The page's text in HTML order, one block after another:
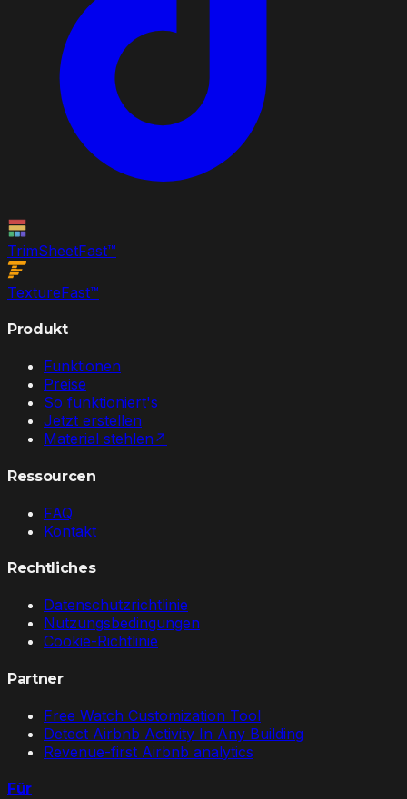
TrimSheetFast™
TextureFast™
Produkt
Funktionen
Preise
So funktioniert's
Jetzt erstellen
Material stehlen ↗
Ressourcen
FAQ
Kontakt
Rechtliches
Datenschutzrichtlinie
Nutzungsbedingungen
Cookie-Richtlinie
Partner
Free Watch Customization Tool
Detect Airbnb Activity In Any Building
Revenue-first Airbnb analytics
Für